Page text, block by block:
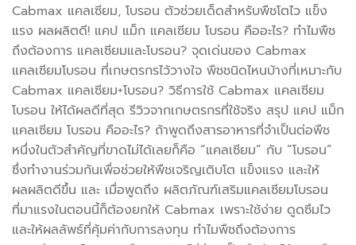
Cabmax แคลเซียม, โบรอน ตัวช่วยเด็ดสำหรับพืชโตไว แข็ง
แรง ผลผลิตดี! แคป แม็ก แคลเซียม โบรอน คืออะไร? ทำไมพืช
ถึงต้องการ แคลเซียมและโบรอน? จุดเด่นของ Cabmax
แคลเซียมโบรอน ที่เกษตรกรไว้วางใจ พืชชนิดไหนบ้างที่เหมาะกับ
Cabmax แคลเซียม+โบรอน? วิธีการใช้ Cabmax แคลเซียม
โบรอน ให้ได้ผลดีที่สุด รีวิวจากเกษตรกรที่ใช้จริง สรุป แคป แม็ก
แคลเซียม โบรอน คืออะไร? ถ้าพูดถึงสารอาหารที่จำเป็นต่อพืช
หนึ่งในตัวสำคัญที่ขาดไม่ได้เลยก็คือ “แคลเซียม” กับ “โบรอน”
ซึ่งทำงานร่วมกันเพื่อช่วยให้พืชเจริญเติบโต แข็งแรง และให้
ผลผลิตดีขึ้น และ เมื่อพูดถึง ผลิตภัณฑ์เสริมแคลเซียมโบรอน
ที่มาแรงในตอนนี้ก็ต้องยกให้ Cabmax เพราะใช้ง่าย ดูดซึมไว
และให้ผลลัพธ์ที่คุ้มค่ากับการลงทุน ทำไมพืชถึงต้องการ